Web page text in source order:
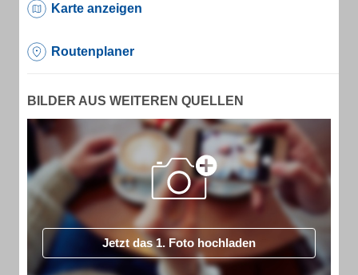
Karte anzeigen
Routenplaner
BILDER AUS WEITEREN QUELLEN
Jetzt das 1. Foto hochladen